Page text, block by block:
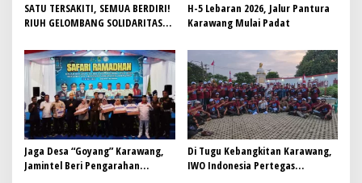
SATU TERSAKITI, SEMUA BERDIRI!
RIUH GELOMBANG SOLIDARITAS
BARAT MENGGUNCANG
KARAWANG
H-5 Lebaran 2026, Jalur Pantura
Karawang Mulai Padat
Jaga Desa “Goyang” Karawang,
Jamintel Beri Pengarahan
Di Tugu Kebangkitan Karawang,
IWO Indonesia Pertegas